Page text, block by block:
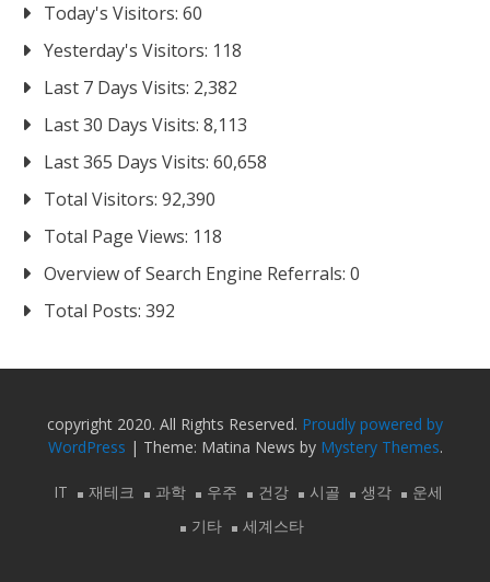
Today's Visitors: 60
Yesterday's Visitors: 118
Last 7 Days Visits: 2,382
Last 30 Days Visits: 8,113
Last 365 Days Visits: 60,658
Total Visitors: 92,390
Total Page Views: 118
Overview of Search Engine Referrals: 0
Total Posts: 392
copyright 2020. All Rights Reserved. Proudly powered by
WordPress | Theme: Matina News by Mystery Themes.
IT 재테크 과학 우주 건강 시골 생각
운세
기타
세계스타